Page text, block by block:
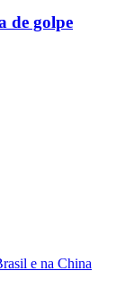
de golpe
e na China